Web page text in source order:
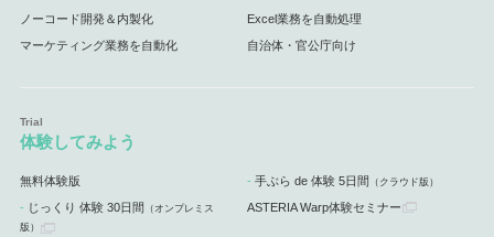
ノーコード開発＆内製化 Excel業務を自動処理
マーケティング業務を自動化 自治体・官公庁向け
体験してみよう
無料体験版 手ぶら de 体験 5日間 （クラウド版）
じっくり 体験 30日間 （オンプレミス
版）
ASTERIA Warp体験セミナー